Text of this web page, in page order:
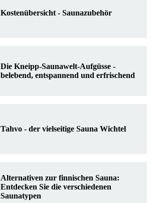
Kostenübersicht - Saunazubehör
Die Kneipp-Saunawelt-Aufgüsse -
belebend, entspannend und erfrischend
Tahvo - der vielseitige Sauna Wichtel
Alternativen zur finnischen Sauna:
Entdecken Sie die verschiedenen
Saunatypen